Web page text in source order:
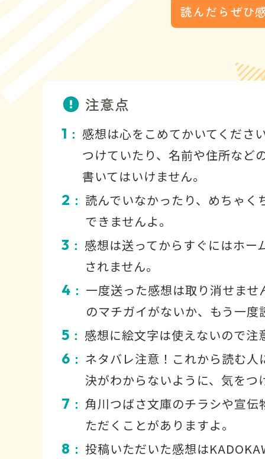
読んだらぜひ
注意点
1 ： 感想は心をこめてかいてくださ
つけていたり、名前や住所など
書いてはいけません。
2 ： 読んでいなかったり、めちゃく
できませんよ。
3 ： 感想は送ってからすぐにはホー
されません。
4 ： 一度送った感想は取り消せませ
のマチガイがないか、もう一度
5 ： 感想に絵文字は使えないので注
6 ： ネタバレ注意！これから読む人
決がわからないように、気をつ
7 ： 角川つばさ文庫のチラシや宣伝
ただくことがありますよ。
8 ： 投稿いただいた感想は